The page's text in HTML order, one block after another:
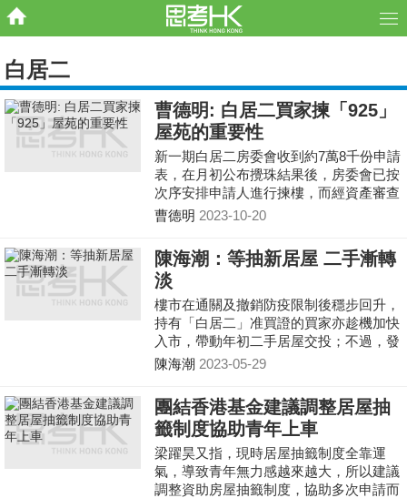
白居二
曹德明: 白居二買家揀「925」
屋苑的重要性
新一期白居二房委會收到約7萬8千份申請
表，在月初公布攪珠結果後，房委會已按
次序安排申請人進行揀樓，而經資產審查
成功後，申請人會獲發「購買資格證明
曹德明 2023-10-20
陳海潮：等抽新居屋 二手漸轉
淡
樓市在通關及撤銷防疫限制後穩步回升，
持有「白居二」准買證的買家亦趁機加快
入市，帶動年初二手居屋交投；不過，發
展商於各區接連推出新盤，部分細價盤開
交投步伐相應轉慢；加上「居屋2023」推
出在即，未來數月恐冷卻居屋買賣的熱
度。
陳海潮 2023-05-29
團結香港基金建議調整居屋抽
籤制度協助青年上車
梁躍昊又指，現時居屋抽籤制度全靠運
氣，導致青年無力感越來越大，所以建議
調整資助房屋抽籤制度，協助多次申請而